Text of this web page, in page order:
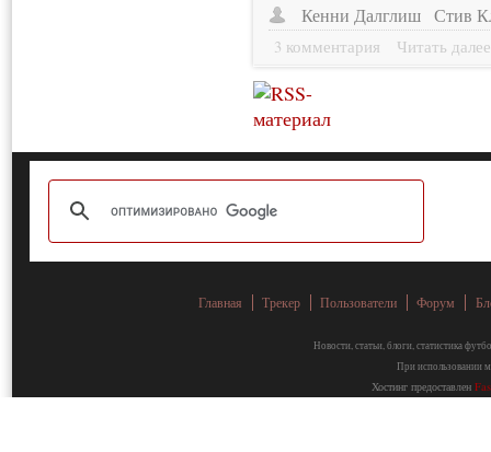
Кенни Далглиш Стив
3 комментария Читать далее
Главная Трекер Пользователи Форум
Новости, статьи, блоги, статистика
При использовании
Хостинг предоставлен